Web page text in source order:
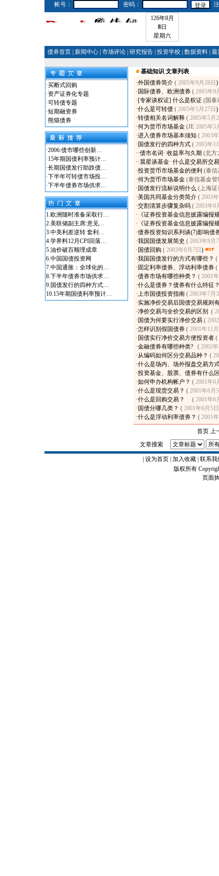
帐号： 密码：
126年8月
8日
星期六
债券首页 新闻中心 市场评论 研究报告 投资学校 数据资料 最
·买断式回购
·资产证券化专题
·可转债专题
·短期融资券
·熊猫债券
·2006:债市哪些创新…
·15年期国债利率预计…
·长期国债发行助跌债…
·下半年可转债市场投…
·下半年债券市场供求…
1.欧洲随时准备采取行…
2.美联储副主席:意见…
3.中美利差逆转 套利…
4.学界料12月CPI回落…
5.油价破百顺理成章
6.中国国债投资网
7.中国通胀：全球化的…
8.下半年债券市场供求…
9. 国债发行的四种方式…
10.15年期国债利率预计…
■ 基础知识 文章列表
·外国债券简介 ( 2005年9月28日 )
· 国际债券、欧洲债券 ( 2005年9
·[专家谈权证] 什么是权证 (国泰
·什么是可转债 ( 2005年5月27日 )
·转债相关名词解释 ( 2005年5月
·何为货币市场基金 (JE 2005年5
·进入债券市场基本须知 ( 2003
· 国债发行的四种方式 ( 2003年
··债市名词· 收益率与久期 (北方
··晨星谈基金· 什么是交易所交
·投资货币市场基金的便利 (泰信
·何为货币市场基金 (泰信基金
· 国债发行流标说明什么 (上海
·美国共同基金分类简介 ( 2003
·交割清算步骤复杂吗 ( 2003年9
· 《证券投资基金信息披露编报
· 《证券投资基金信息披露编报
·债券投资知识系列谈(7)影响债
·我国国债发展简史 ( 2003年8月
· 国债回购 ( 2003年8月7日 )
·我国国债发行的方式有哪些？ (
· 固定利率债券、浮动利率债券 (
·债券市场有哪些种类？ ( 2001
·什么是债券？债券有什么特征
·上市国债投资指南 ( 2003年7月
·实施净价交易后国债交易规则
·净价交易与全价交易的区别 (
· 国债为何要实行净价交易 (
·怎样识别假国债券 ( 2001年11
· 国债实行净价交易方便投资者 (
·金融债券有哪些种类? ( 2002
·从编码如何区分交易品种？ (
·什么是场内、场外报盘交易方
·投资基金、股票、债券有什么
·如何申办机构帐户？ ( 2001年6
·什么是现货交易？ ( 2001年6月
·什么是回购交易？ ( 2001年6
· 国债分哪几类？ ( 2001年6月5日
·什么是浮动利率债券？ ( 2001
首页 上
文章搜索
设为首页| 加入收藏| 联系我
版权所有
页面